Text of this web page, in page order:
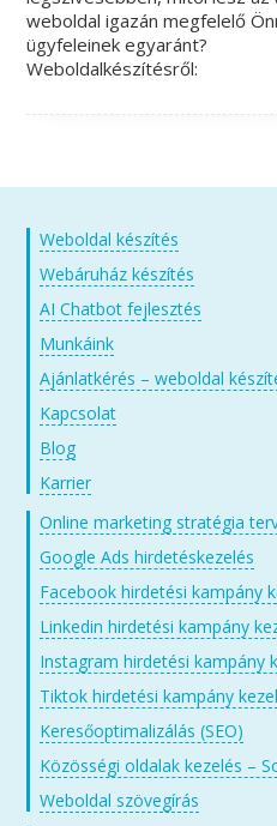
weboldal igazán megfelelő
ügyfeleinek egyaránt?
Weboldalkészítésről:
Weboldal készítés
Webáruház készítés
AI Chatbot fejlesztés
Munkáink
Ajánlatkérés – weboldal
Kapcsolat
Blog
Karrier
Online marketing stratégia
Google Ads hirdetéskezelés
Facebook hirdetési kampány
Linkedin hirdetési kampány
Instagram hirdetési kampány
Tiktok hirdetési kampány
Keresőoptimalizálás (SEO)
Közösségi oldalak kezelés –
Weboldal szövegírás